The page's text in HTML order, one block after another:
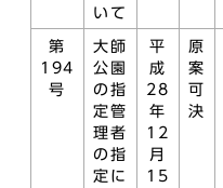
いて
第
194
号
大師
公園
の指
定管
理者
の指
定に
平
成
28
年
12
月
15
原
案
可
決